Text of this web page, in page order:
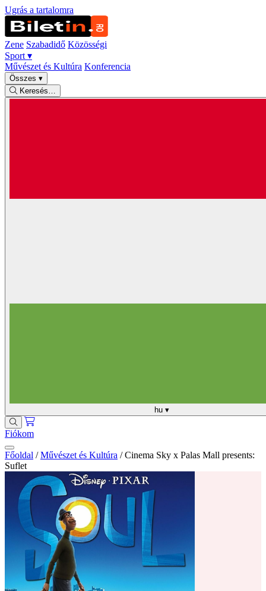
Ugrás a tartalomra
Zene Szabadidő Közösségi
Sport ▾
Művészet és Kultúra Konferencia
Összes ▾
Keresés…
hu ▾
Fiókom
Főoldal / Művészet és Kultúra / Cinema Sky x Palas Mall presents:
Suflet